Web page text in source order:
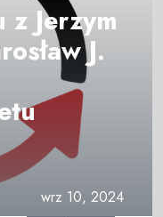
Jerzym
J.
wrz 10, 2024